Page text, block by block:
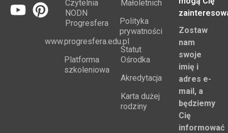
Czytelnia
NODN
Progresfera
www.progresfera.edu.pl
Platforma
szkoleniowa
Małoletnich
Polityka
prywatności
Statut
Ośrodka
Akredytacja
Karta dużej
rodziny
Zostaw
nam
swoje
imię i
adres e-
mail, a
będziemy
Cię
informować